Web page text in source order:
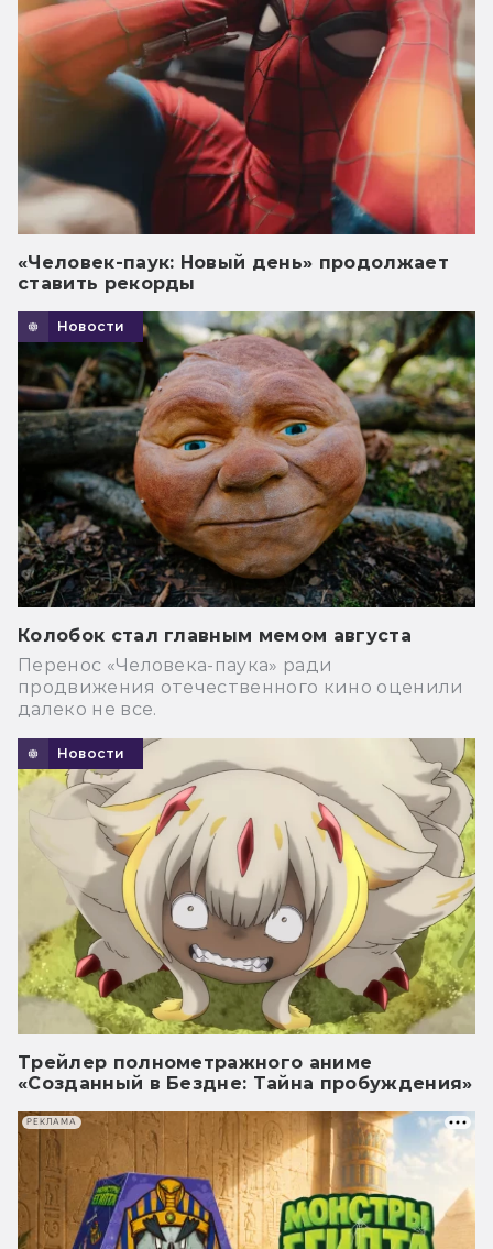
«Человек-паук: Новый день» продолжает
ставить рекорды
Новости
Колобок стал главным мемом августа
Перенос «Человека-паука» ради
продвижения отечественного кино оценили
далеко не все.
Новости
Трейлер полнометражного аниме
«Созданный в Бездне: Тайна пробуждения»
РЕКЛАМА